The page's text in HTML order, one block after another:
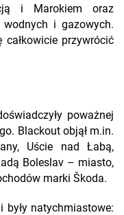
i Marokiem oraz
wodnych i gazowych.
całkowicie przywrócić
poważnej
Blackout objął m.in.
Uście nad Łabą,
Boleslav – miasto,
marki Škoda.
były natychmiastowe: